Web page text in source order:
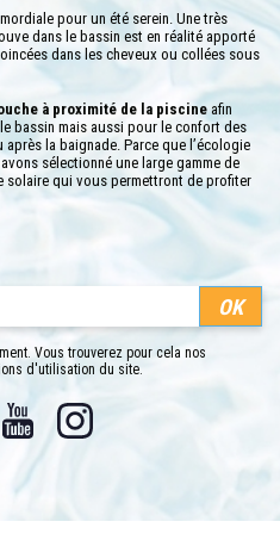
pour un été serein. Une très
dans le bassin est en réalité apporté
dans les cheveux ou collées sous
à proximité de la piscine afin
bassin mais aussi pour le confort des
la baignade. Parce que l’écologie
sélectionné une large gamme de
solaire qui vous permettront de profiter
votre facture d’électricité. Les prix de
et présentent une variété très
pour maximiser la chauffe de l’eau
que celle-ci puisse être conservée le
de nos produits est toujours simplifiée
faire appel à un prestataire pour son
le pédiluve, le robinet pour le
le jet d’eau en fonction de sa
le produit selon vos besoins et
discrète qui se fondra dans le
vous trouverez très
pour que la baignade reste un plaisir
Vous trouverez pour cela nos
d'utilisation du site.
YouTube